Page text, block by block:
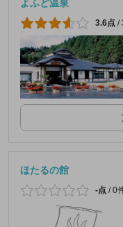
よふど温泉
3.6点 /
ほたるの館
-点 /0